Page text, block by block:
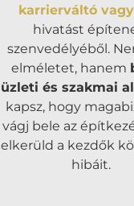
karrierváltó vagy
hivatást
szenvedélyéből.
elméletet, hanem
üzleti és szakmai
kapsz, hogy
vágj bele az
elkerüld a kezdők
hibáit.